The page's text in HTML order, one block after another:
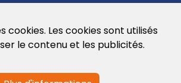
d'utilisation
cookies. Les cookies sont utilisés
le contenu et les publicités.